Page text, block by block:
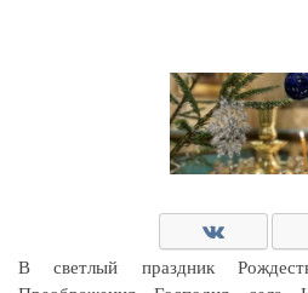
В светлый праздник